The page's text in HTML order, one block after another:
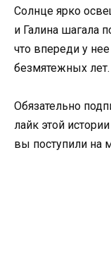
Солнце ярко
и Галина шагала
что впереди у
безмятежных лет.
Обязательно
лайк этой
вы поступили на